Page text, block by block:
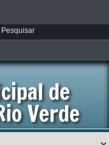
Pesquisar
de
Verde